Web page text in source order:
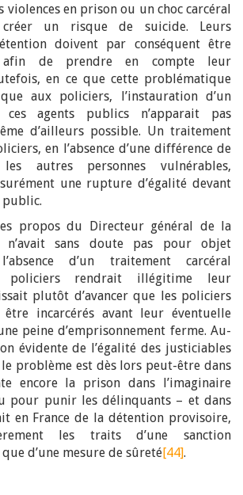
violences en prison ou un choc carcéral
un risque de suicide. Leurs
doivent par conséquent être
afin de prendre en compte leur
en ce que cette problématique
aux policiers, l’instauration d’un
agents publics n’apparait pas
d’ailleurs possible. Un traitement
en l’absence d’une différence de
autres personnes vulnérables,
une rupture d’égalité devant
public.
propos du Directeur général de la
n’avait sans doute pas pour objet
d’un traitement carcéral
policiers rendrait illégitime leur
plutôt d’avancer que les policiers
incarcérés avant leur éventuelle
peine d’emprisonnement ferme. Au-
évidente de l’égalité des justiciables
problème est dès lors peut-être dans
encore la prison dans l’imaginaire
pour punir les délinquants – et dans
en France de la détention provisoire,
les traits d’une sanction
d’une mesure de sûreté[44].